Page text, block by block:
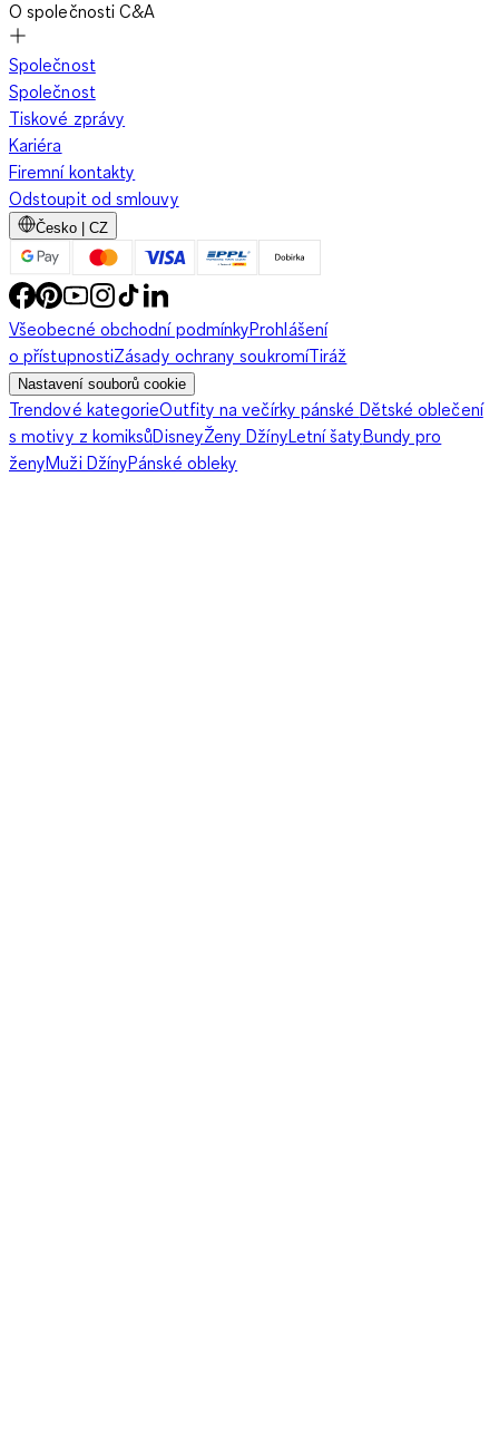
O společnosti C&A
Společnost
Společnost
Tiskové zprávy
Kariéra
Firemní kontakty
Odstoupit od smlouvy
Česko | CZ
Všeobecné obchodní podmínkyProhlášení
o přístupnostiZásady ochrany soukromíTiráž
Nastavení souborů cookie
Trendové kategorieOutfity na večírky pánské Dětské oblečení
s motivy z komiksůDisneyŽeny DžínyLetní šatyBundy pro
ženyMuži DžínyPánské obleky